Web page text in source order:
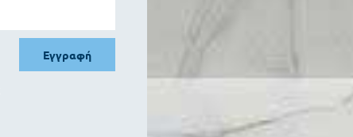
Εγγραφή